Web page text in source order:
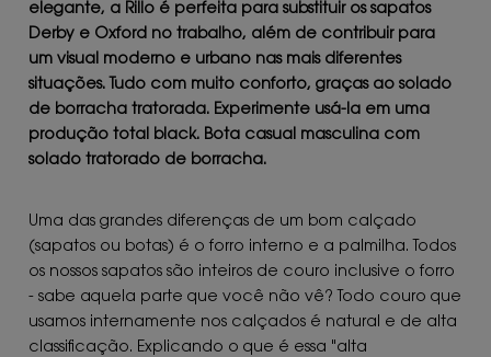
elegante, a Rillo é perfeita para substituir os sapatos
Derby e Oxford no trabalho, além de contribuir para
um visual moderno e urbano nas mais diferentes
situações. Tudo com muito conforto, graças ao solado
de borracha tratorada. Experimente usá-la em uma
produção total black. Bota casual masculina com
solado tratorado de borracha.
Uma das grandes diferenças de um bom calçado
(sapatos ou botas) é o forro interno e a palmilha. Todos
os nossos sapatos são inteiros de couro inclusive o forro
- sabe aquela parte que você não vê? Todo couro que
usamos internamente nos calçados é natural e de alta
classificação. Explicando o que é essa "alta